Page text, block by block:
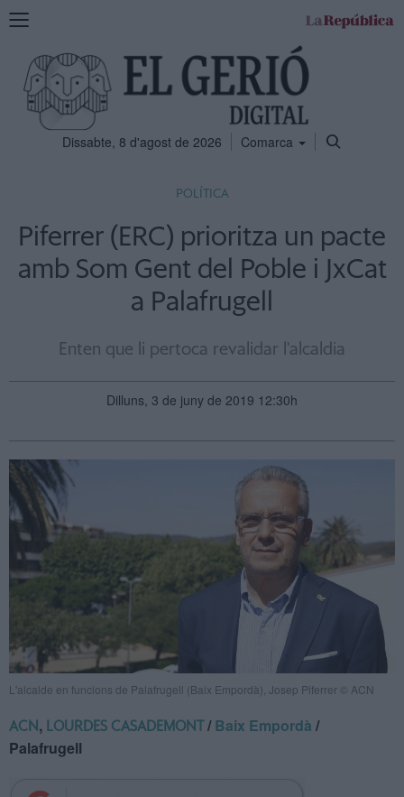
Mostra
navegació
Dissabte, 8 d'agost de 2026 Comarca
POLÍTICA
Piferrer (ERC) prioritza un pacte
amb Som Gent del Poble i JxCat
a Palafrugell
Enten que li pertoca revalidar l'alcaldia
Dilluns, 3 de juny de 2019 12:30h
L'alcalde en funcions de Palafrugell (Baix Empordà), Josep Piferrer © ACN
ACN, LOURDES CASADEMONT /Baix Empordà /
Palafrugell